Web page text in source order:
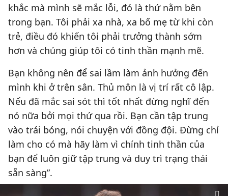
khắc mà mình sẽ mắc lỗi, đó là thứ nằm bên
trong bạn. Tôi phải xa nhà, xa bố mẹ từ khi còn
trẻ, điều đó khiến tôi phải trưởng thành sớm
hơn và chúng giúp tôi có tinh thần mạnh mẽ.
Bạn không nên để sai lầm làm ảnh hưởng đến
mình khi ở trên sân. Thủ môn là vị trí rất cô lập.
Nếu đã mắc sai sót thì tốt nhất đừng nghĩ đến
nó nữa bởi mọi thứ qua rồi. Bạn cần tập trung
vào trái bóng, nói chuyện với đồng đội. Đừng chỉ
làm cho có mà hãy làm vì chính tinh thần của
bạn để luôn giữ tập trung và duy trì trạng thái
sẵn sàng”.